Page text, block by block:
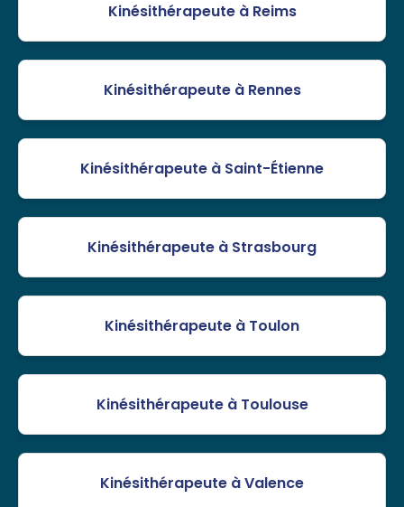
Kinésithérapeute à Reims
Kinésithérapeute à Rennes
Kinésithérapeute à Saint-Étienne
Kinésithérapeute à Strasbourg
Kinésithérapeute à Toulon
Kinésithérapeute à Toulouse
Kinésithérapeute à Valence